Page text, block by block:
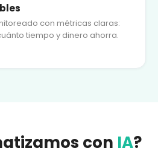
con métricas claras:
tiempo y dinero ahorra.
con IA?